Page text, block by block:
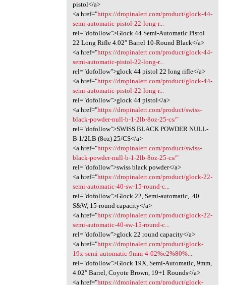
pistol</a>
<a href="https://dropinalert.com/product/glock-44-
semi-automatic-pistol-22-long-r...
rel="dofollow">Glock 44 Semi-Automatic Pistol
22 Long Rifle 4.02″ Barrel 10-Round Black</a>
<a href="https://dropinalert.com/product/glock-44-
semi-automatic-pistol-22-long-r...
rel="dofollow">glock 44 pistol 22 long rifle</a>
<a href="https://dropinalert.com/product/glock-44-
semi-automatic-pistol-22-long-r...
rel="dofollow">glock 44 pistol</a>
<a href="https://dropinalert.com/product/swiss-
black-powder-null-b-1-2lb-8oz-25-cs/"
rel="dofollow">SWISS BLACK POWDER NULL-
B 1/2LB (8oz) 25/CS</a>
<a href="https://dropinalert.com/product/swiss-
black-powder-null-b-1-2lb-8oz-25-cs/"
rel="dofollow">swiss black powder</a>
<a href="https://dropinalert.com/product/glock-22-
semi-automatic-40-sw-15-round-c...
rel="dofollow">Glock 22, Semi-automatic, .40
S&W, 15-round capacity</a>
<a href="https://dropinalert.com/product/glock-22-
semi-automatic-40-sw-15-round-c...
rel="dofollow">glock 22 round capacity</a>
<a href="https://dropinalert.com/product/glock-
19x-semi-automatic-9mm-4-02%e2%80%...
rel="dofollow">Glock 19X, Semi-Automatic, 9mm,
4.02″ Barrel, Coyote Brown, 19+1 Rounds</a>
<a href="https://dropinalert.com/product/glock-